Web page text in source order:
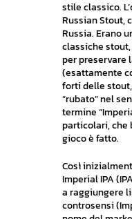
stile classico.
Russian Stout,
Russia. Erano
classiche
per preservare
(esattamente
forti delle
“rubato” nel
termine
particolari, che
gioco è fatto.
Così
Imperial IPA
a raggiungere
controsensi